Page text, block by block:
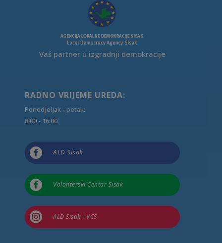
Vaš partner u izgradnji demokracije
RADNO VRIJEME UREDA:
Ponedjeljak - petak:
8:00 - 16:00
 ALD Sisak
 Volonterski Centar Sisak
 ALD Sisak - VCS